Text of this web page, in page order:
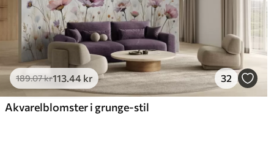
189.07kr113 .44 kr 32
Akvarelblomster i grunge-stil